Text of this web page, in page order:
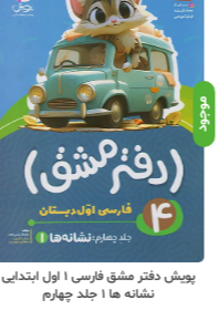
موجود
پویش دفتر مشق فارسی 1 اول ابتدایی
نشانه ها 1 جلد چهارم